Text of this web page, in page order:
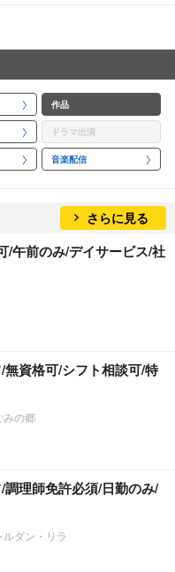
作品
ドラマ出演
音楽配信
さらに見る
/午前のみ/デイサービス/社
無資格可/シフト相談可/特
みの郷
調理師免許必須/日勤のみ/
ダン・リラ